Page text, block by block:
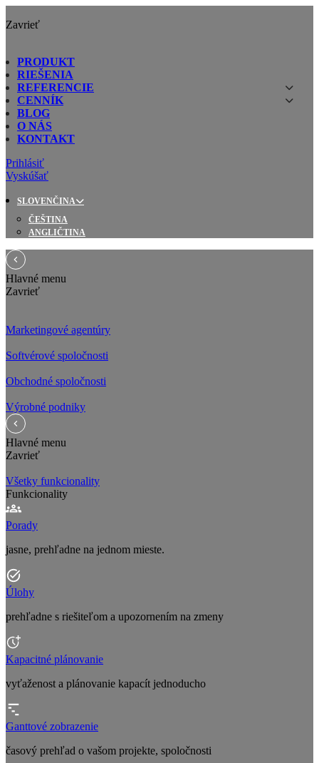
Zavrieť
PRODUKT
RIEŠENIA
REFERENCIE
CENNÍK
BLOG
O NÁS
KONTAKT
Prihlásiť
Vyskúšať
SLOVENČINA
ČEŠTINA
ANGLIČTINA
Hlavné menu
Zavrieť
Marketingové agentúry
Softvérové spoločnosti
Obchodné spoločnosti
Výrobné podniky
Hlavné menu
Zavrieť
Všetky funkcionality
Funkcionality
Porady
jasne, prehľadne na jednom mieste.
Úlohy
prehľadne s riešiteľom a upozornením na zmeny
Kapacitné plánovanie
vyťaženost a plánovanie kapacít jednoducho
Ganttové zobrazenie
časový prehľad o vašom projekte, spoločnosti